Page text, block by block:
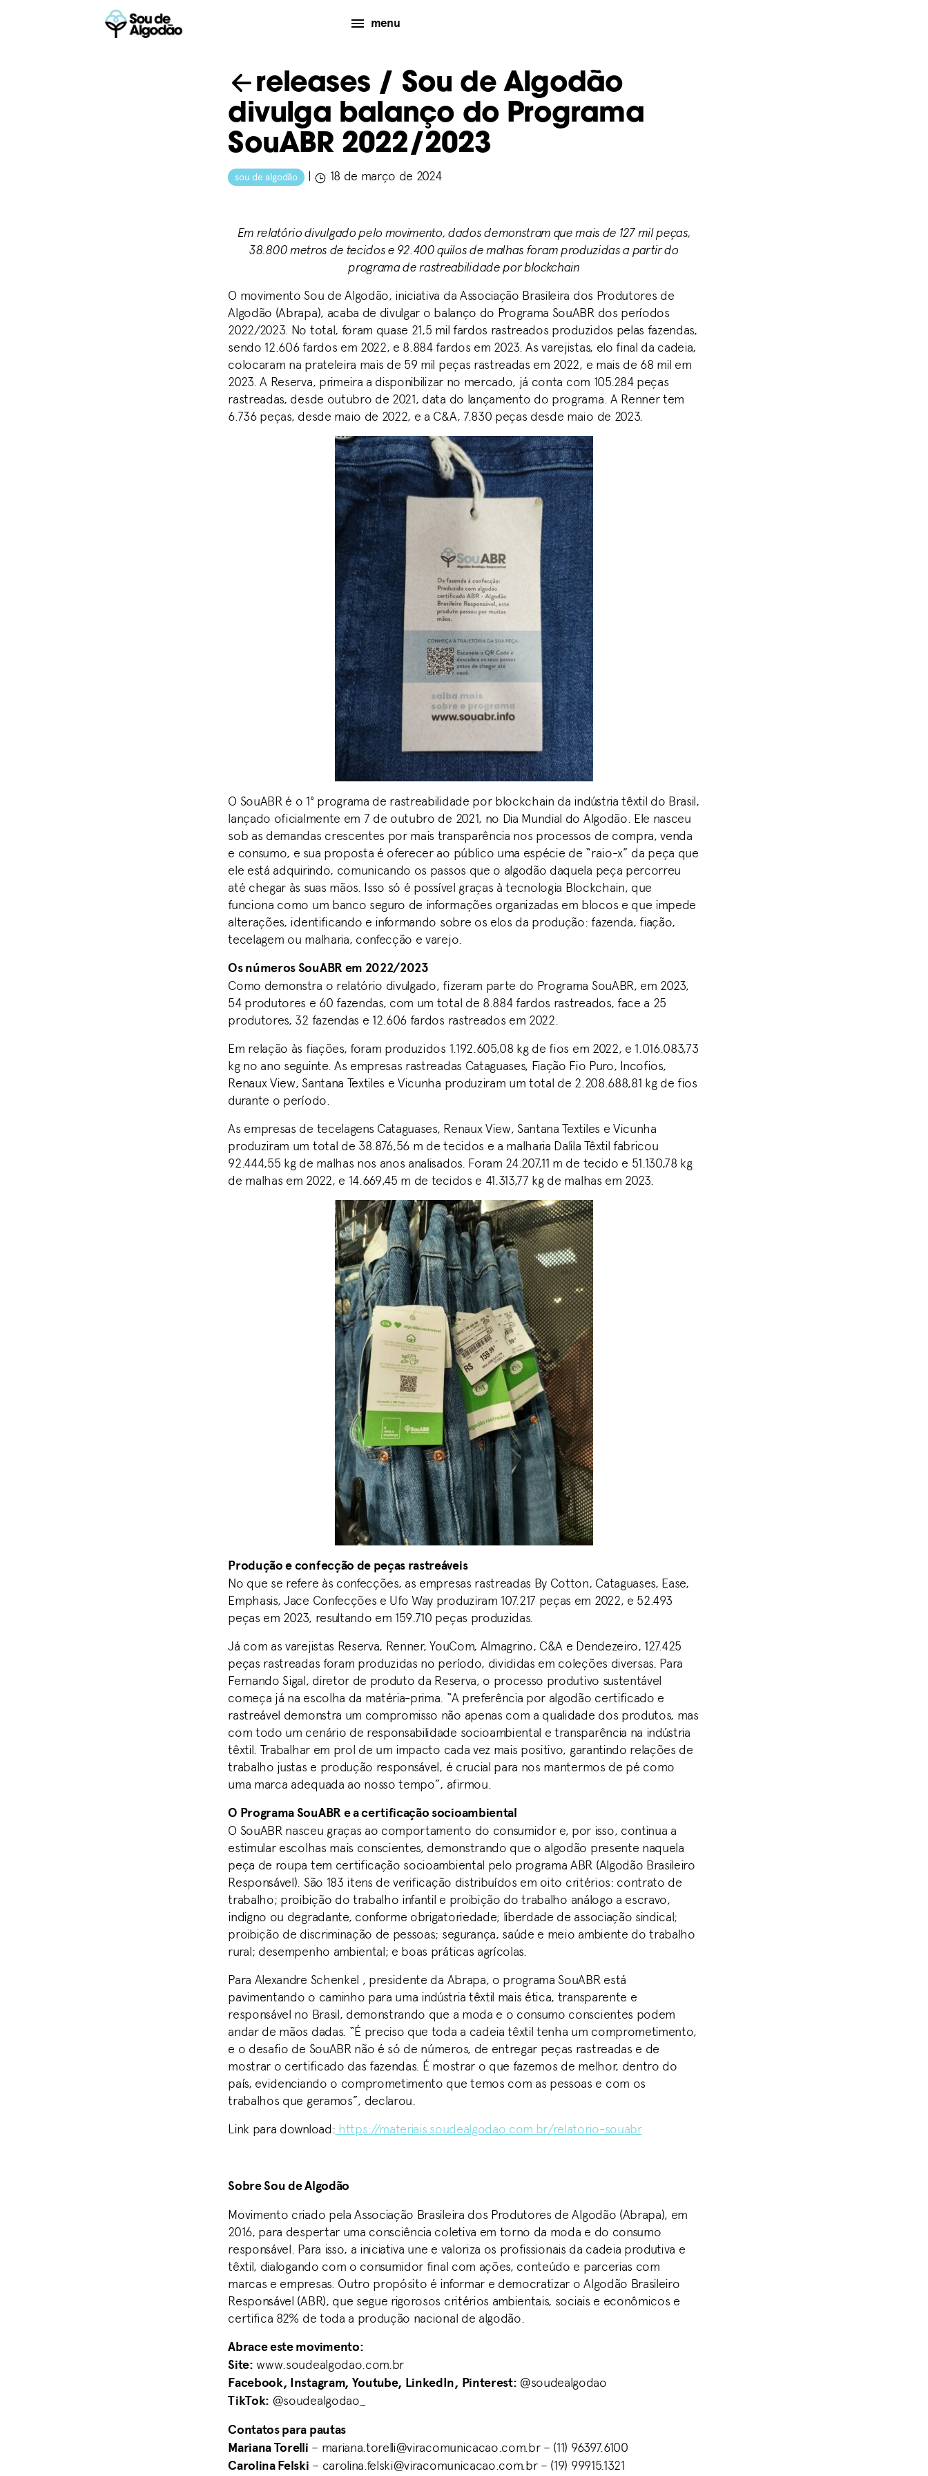
menu
releases/ Sou de Algodão
divulga balanço do Programa
SouABR 2022/2023
sou de algodão | 18 de março de 2024
Em relatório divulgado pelo movimento, dados demonstram que mais de 127 mil peças,
38.800 metros de tecidos e 92.400 quilos de malhas foram produzidas a partir do
programa de rastreabilidade por blockchain
O movimento Sou de Algodão, iniciativa da Associação Brasileira dos Produtores de
Algodão (Abrapa), acaba de divulgar o balanço do Programa SouABR dos períodos
2022/2023. No total, foram quase 21,5 mil fardos rastreados produzidos pelas fazendas,
sendo 12.606 fardos em 2022, e 8.884 fardos em 2023. As varejistas, elo final da cadeia,
colocaram na prateleira mais de 59 mil peças rastreadas em 2022, e mais de 68 mil em
2023. A Reserva, primeira a disponibilizar no mercado, já conta com 105.284 peças
rastreadas, desde outubro de 2021, data do lançamento do programa. A Renner tem
6.736 peças, desde maio de 2022, e a C&A, 7.830 peças desde maio de 2023.
O SouABR é o 1° programa de rastreabilidade por blockchain da indústria têxtil do Brasil,
lançado oficialmente em 7 de outubro de 2021, no Dia Mundial do Algodão. Ele nasceu
sob as demandas crescentes por mais transparência nos processos de compra, venda
e consumo, e sua proposta é oferecer ao público uma espécie de “raio-x” da peça que
ele está adquirindo, comunicando os passos que o algodão daquela peça percorreu
até chegar às suas mãos. Isso só é possível graças à tecnologia Blockchain, que
funciona como um banco seguro de informações organizadas em blocos e que impede
alterações, identificando e informando sobre os elos da produção: fazenda, fiação,
tecelagem ou malharia, confecção e varejo.
Os números SouABR em 2022/2023
Como demonstra o relatório divulgado, fizeram parte do Programa SouABR, em 2023,
54 produtores e 60 fazendas, com um total de 8.884 fardos rastreados, face a 25
produtores, 32 fazendas e 12.606 fardos rastreados em 2022.
Em relação às fiações, foram produzidos 1.192.605,08 kg de fios em 2022, e 1.016.083,73
kg no ano seguinte. As empresas rastreadas Cataguases, Fiação Fio Puro, Incofios,
Renaux View, Santana Textiles e Vicunha produziram um total de 2.208.688,81 kg de fios
durante o período.
As empresas de tecelagens Cataguases, Renaux View, Santana Textiles e Vicunha
produziram um total de 38.876,56 m de tecidos e a malharia Dalila Têxtil fabricou
92.444,55 kg de malhas nos anos analisados. Foram 24.207,11 m de tecido e 51.130,78 kg
de malhas em 2022, e 14.669,45 m de tecidos e 41.313,77 kg de malhas em 2023.
Produção e confecção de peças rastreáveis
No que se refere às confecções, as empresas rastreadas By Cotton, Cataguases, Ease,
Emphasis, Jace Confecções e Ufo Way produziram 107.217 peças em 2022, e 52.493
peças em 2023, resultando em 159.710 peças produzidas.
Já com as varejistas Reserva, Renner, YouCom, Almagrino, C&A e Dendezeiro, 127.425
peças rastreadas foram produzidas no período, divididas em coleções diversas. Para
Fernando Sigal, diretor de produto da Reserva, o processo produtivo sustentável
começa já na escolha da matéria-prima. “A preferência por algodão certificado e
rastreável demonstra um compromisso não apenas com a qualidade dos produtos, mas
com todo um cenário de responsabilidade socioambiental e transparência na indústria
têxtil. Trabalhar em prol de um impacto cada vez mais positivo, garantindo relações de
trabalho justas e produção responsável, é crucial para nos mantermos de pé como
uma marca adequada ao nosso tempo”, afirmou.
O Programa SouABR e a certificação socioambiental
O SouABR nasceu graças ao comportamento do consumidor e, por isso, continua a
estimular escolhas mais conscientes, demonstrando que o algodão presente naquela
peça de roupa tem certificação socioambiental pelo programa ABR (Algodão Brasileiro
Responsável). São 183 itens de verificação distribuídos em oito critérios: contrato de
trabalho; proibição do trabalho infantil e proibição do trabalho análogo a escravo,
indigno ou degradante, conforme obrigatoriedade; liberdade de associação sindical;
proibição de discriminação de pessoas; segurança, saúde e meio ambiente do trabalho
rural; desempenho ambiental; e boas práticas agrícolas.
Para Alexandre Schenkel , presidente da Abrapa, o programa SouABR está
pavimentando o caminho para uma indústria têxtil mais ética, transparente e
responsável no Brasil, demonstrando que a moda e o consumo conscientes podem
andar de mãos dadas. “É preciso que toda a cadeia têxtil tenha um comprometimento,
e o desafio de SouABR não é só de números, de entregar peças rastreadas e de
mostrar o certificado das fazendas. É mostrar o que fazemos de melhor, dentro do
país, evidenciando o comprometimento que temos com as pessoas e com os
trabalhos que geramos”, declarou.
Link para download: https://materiais.soudealgodao.com.br/relatorio-souabr
Sobre Sou de Algodão
Movimento criado pela Associação Brasileira dos Produtores de Algodão (Abrapa), em
2016, para despertar uma consciência coletiva em torno da moda e do consumo
responsável. Para isso, a iniciativa une e valoriza os profissionais da cadeia produtiva e
têxtil, dialogando com o consumidor final com ações, conteúdo e parcerias com
marcas e empresas. Outro propósito é informar e democratizar o Algodão Brasileiro
Responsável (ABR), que segue rigorosos critérios ambientais, sociais e econômicos e
certifica 82% de toda a produção nacional de algodão.
Abrace este movimento:
Site: www.soudealgodao.com.br
Facebook, Instagram, Youtube, LinkedIn, Pinterest: @soudealgodao
TikTok: @soudealgodao_
Contatos para pautas
Mariana Torelli – mariana.torelli@viracomunicacao.com.br – (11) 96397.6100
Carolina Felski – carolina.felski@viracomunicacao.com.br – (19) 99915.1321